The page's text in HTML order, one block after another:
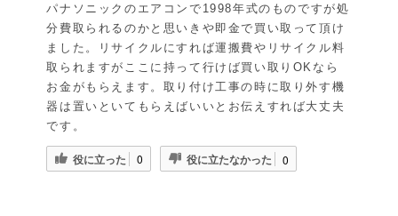
パナソニックのエアコンで1998年式のものですが処
分費取られるのかと思いきや即金で買い取って頂け
ました。リサイクルにすれば運搬費やリサイクル料
取られますがここに持って行けば買い取りOKなら
お金がもらえます。取り付け工事の時に取り外す機
器は置いといてもらえばいいとお伝えすれば大丈夫
です。
役に立った 0 役に立たなかった 0